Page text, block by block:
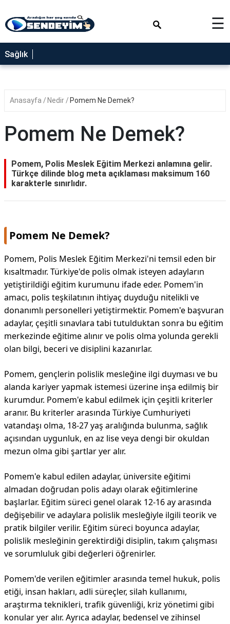
SAĞLIK
NEDİR
YEMEK
RÜYA
GEZİLECEK
YERLER
☰
Sağlık
Anasayfa Nedir Pomem Ne Demek?
Pomem Ne Demek?
Pomem, Polis Meslek Eğitim Merkezi anlamına gelir.
Türkçe dilinde blog meta açıklaması maksimum 160
karakterle sınırlıdır.
Pomem Ne Demek?
Pomem, Polis Meslek Eğitim Merkezi'ni temsil eden bir
kısaltmadır. Türkiye'de polis olmak isteyen adayların
yetiştirildiği eğitim kurumunu ifade eder. Pomem'in
amacı, polis teşkilatının ihtiyaç duyduğu nitelikli ve
donanımlı personelleri yetiştirmektir. Pomem'e başvuran
adaylar, çeşitli sınavlara tabi tutulduktan sonra bu eğitim
merkezinde eğitime alınır ve polis olma yolunda gerekli
olan bilgi, beceri ve disiplini kazanırlar.
Pomem, gençlerin polislik mesleğine ilgi duyması ve bu
alanda kariyer yapmak istemesi üzerine inşa edilmiş bir
kurumdur. Pomem'e kabul edilmek için çeşitli kriterler
aranır. Bu kriterler arasında Türkiye Cumhuriyeti
vatandaşı olma, 18-27 yaş aralığında bulunma, sağlık
açısından uygunluk, en az lise veya dengi bir okuldan
mezun olma gibi şartlar yer alır.
Pomem'e kabul edilen adaylar, üniversite eğitimi
almadan doğrudan polis adayı olarak eğitimlerine
başlarlar. Eğitim süreci genel olarak 12-16 ay arasında
değişebilir ve adaylara polislik mesleğiyle ilgili teorik ve
pratik bilgiler verilir. Eğitim süreci boyunca adaylar,
polislik mesleğinin gerektirdiği disiplin, takım çalışması
ve sorumluluk gibi değerleri öğrenirler.
Pomem'de verilen eğitimler arasında temel hukuk, polis
etiği, insan hakları, adli süreçler, silah kullanımı,
araştırma teknikleri, trafik güvenliği, kriz yönetimi gibi
konular yer alır. Ayrıca adaylar, bedensel ve zihinsel